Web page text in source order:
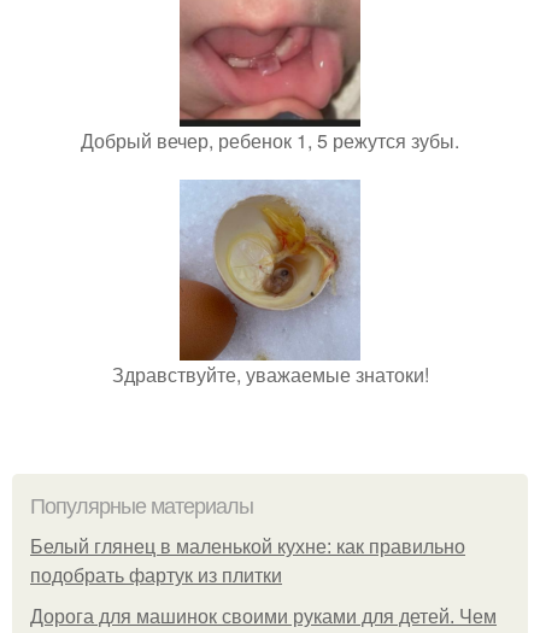
Добрый вечер, ребенок 1, 5 режутся зубы.
Здравствуйте, уважаемые знатоки!
Популярные материалы
Белый глянец в маленькой кухне: как правильно
подобрать фартук из плитки
Дорога для машинок своими руками для детей. Чем